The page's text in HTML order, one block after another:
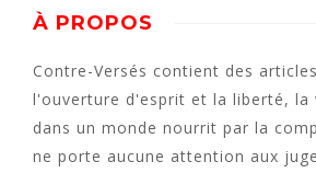
À PROPOS
Contre-Versés contient des
l'ouverture d'esprit et la liberté, la
dans un monde nourrit par la
ne porte aucune attention aux